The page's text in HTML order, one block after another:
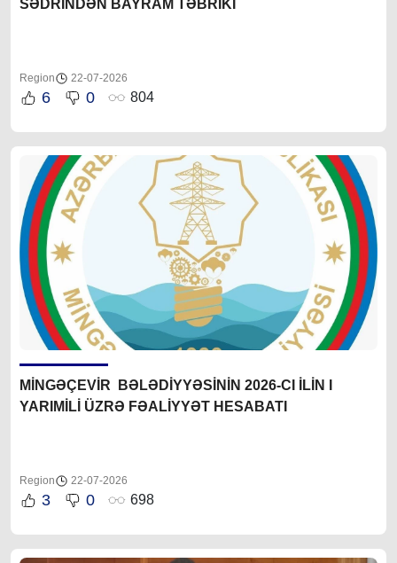
SƏDRİNDƏN BAYRAM TƏBRİKİ
Region 22-07-2026
6 0 804
MİNGƏÇEVİR BƏLƏDİYYƏSİNİN 2026-CI İLİN I
YARIMİLİ ÜZRƏ FƏALİYYƏT HESABATI
Region 22-07-2026
3 0 698